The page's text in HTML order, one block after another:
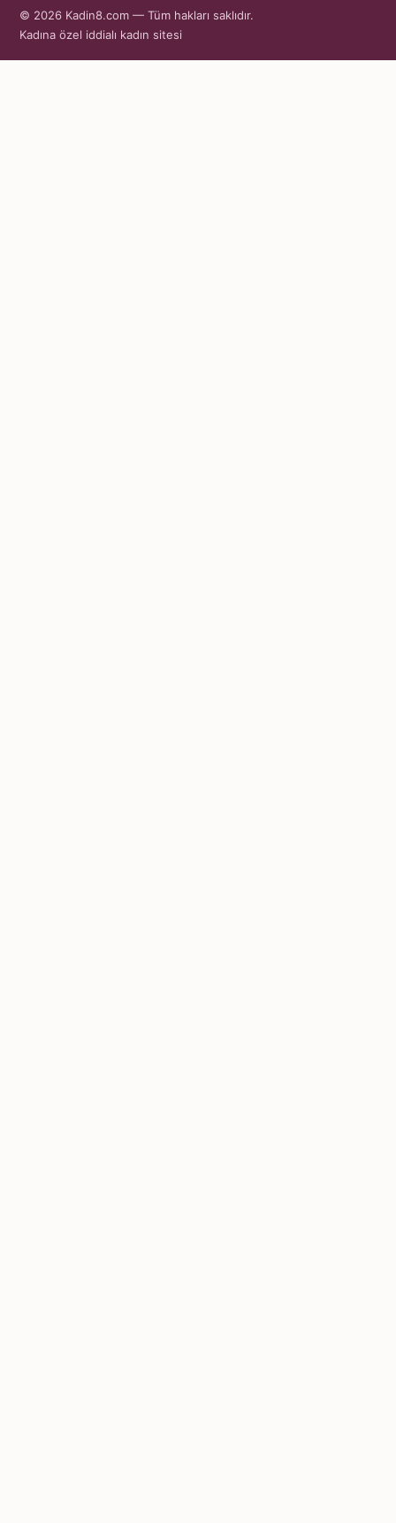
© 2026 Kadin8.com — Tüm hakları saklıdır.
Kadına özel iddialı kadın sitesi